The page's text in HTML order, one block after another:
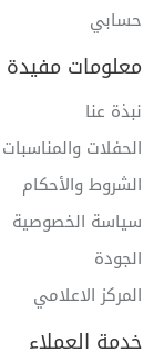
حسابي
معلومات مفيدة
نبذة عنا
الحفلات والمناسبات
الشروط والأحكام
سياسة الخصوصية
الجودة
المركز الاعلامي
خدمة العملاء